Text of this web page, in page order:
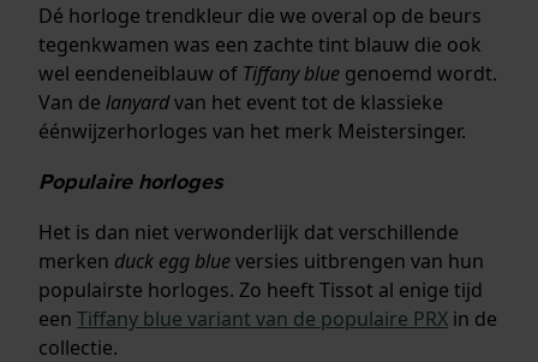
Dé horloge trendkleur die we overal op de beurs
tegenkwamen was een zachte tint blauw die ook
wel eendeneiblauw of Tiffany blue genoemd wordt.
Van de lanyardvan het event tot de klassieke
éénwijzerhorloges van het merk Meistersinger.
Populaire horloges
Het is dan niet verwonderlijk dat verschillende
merken duck egg blueversies uitbrengen van hun
populairste horloges. Zo heeft Tissot al enige tijd
een Tiffany blue variant van de populaire PRX in de
collectie.